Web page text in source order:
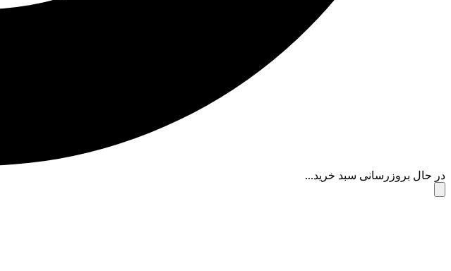
در حال بروزرسانی سبد خرید...